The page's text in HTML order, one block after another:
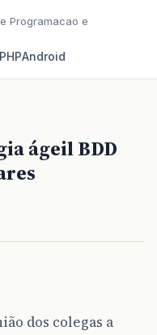
Programacao e
PHPAndroid
ágeil BDD
dos colegas a